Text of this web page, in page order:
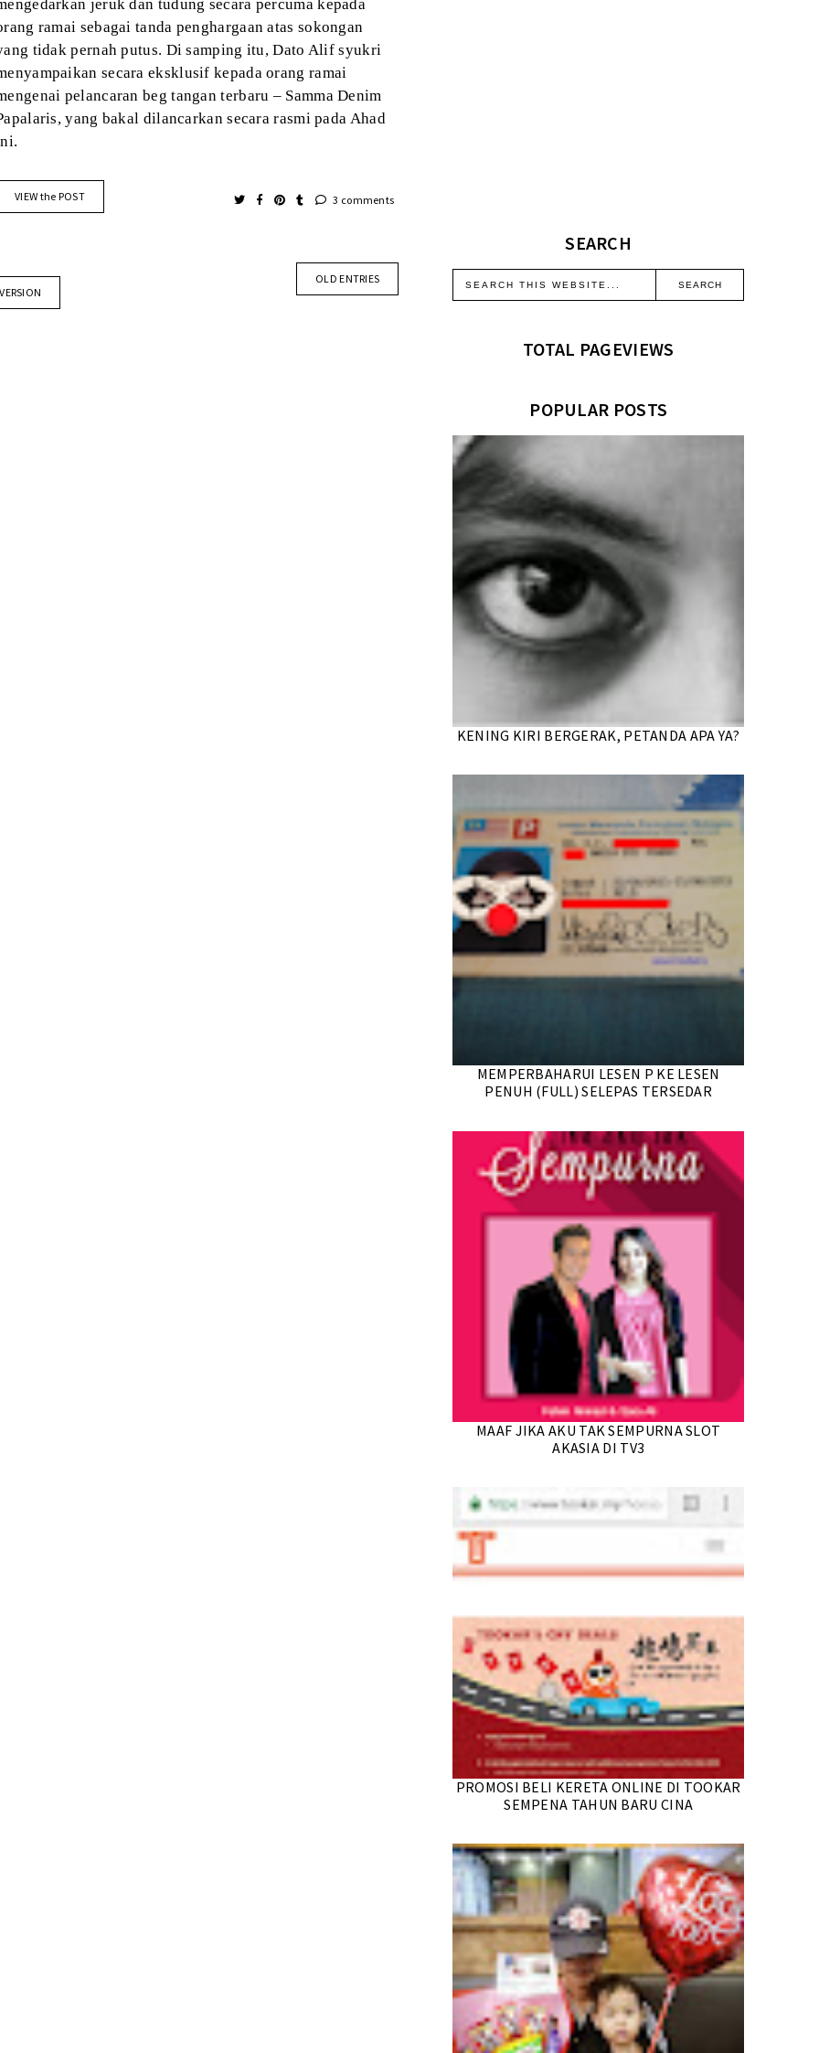
jeruk dan tudung secara percuma kepada
ramai sebagai tanda penghargaan atas sokongan
tidak pernah putus. Di samping itu, Dato Alif syukri
secara eksklusif kepada orang ramai
pelancaran beg tangan terbaru – Samma Denim
yang bakal dilancarkan secara rasmi pada Ahad
VIEW the POST 3 comments
OLD ENTRIES
SEARCH
TOTAL PAGEVIEWS
POPULAR POSTS
KENING KIRI BERGERAK, PETANDA APA YA?
MEMPERBAHARUI LESEN P KE LESEN
PENUH (FULL) SELEPAS TERSEDAR
MAAF JIKA AKU TAK SEMPURNA SLOT
AKASIA DI TV3
PROMOSI BELI KERETA ONLINE DI TOOKAR
SEMPENA TAHUN BARU CINA